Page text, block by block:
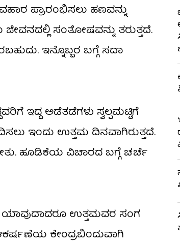
ಪ್ರಾರಂಭಿಸಲು ಹಣವನ್ನು
ಸಂತೋಷವನ್ನು ತರುತ್ತದೆ.
ಇನ್ನೊಬ್ಬರ ಬಗ್ಗೆ ಸದಾ
ಇದ್ದ ಅಡೆತಡೆಗಳು ಸ್ವಲ್ಪಮಟ್ಟಿಗೆ
ಇಂದು ಉತ್ತಮ ದಿನವಾಗಿರುತ್ತದೆ.
ಹೂಡಿಕೆಯ ವಿಚಾರದ ಬಗ್ಗೆ ಚರ್ಚೆ
ಉತ್ತಮವರ ಸಂಗ
ಕೇಂದ್ರಬಿಂದುವಾಗಿ